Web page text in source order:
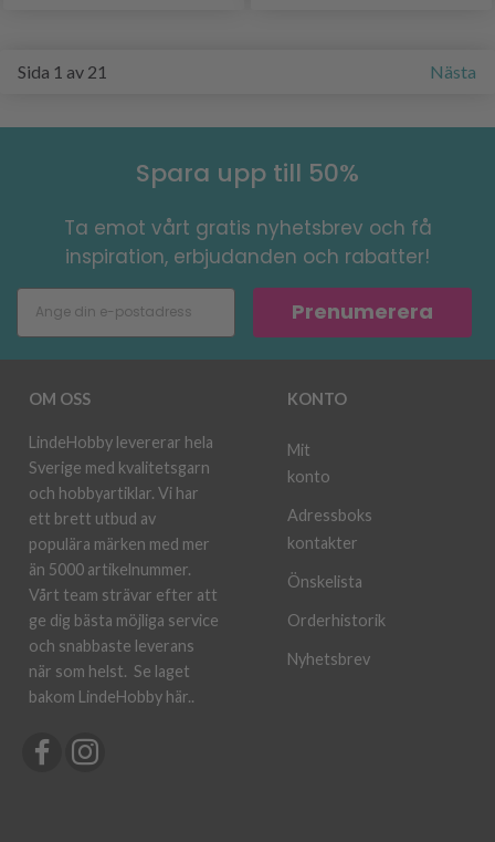
Sida 1 av 21 Nästa
Spara upp till 50%
Ta emot vårt gratis nyhetsbrev och få
inspiration, erbjudanden och rabatter!
Prenumerera
OM OSS
LindeHobby levererar hela
Sverige med kvalitetsgarn
och hobbyartiklar. Vi har
ett brett utbud av
populära märken med mer
än 5000 artikelnummer.
Vårt team strävar efter att
ge dig bästa möjliga service
och snabbaste leverans
när som helst. Se laget
bakom LindeHobby här..
KONTO
Mit
konto
Adressboks
kontakter
Önskelista
Orderhistorik
Nyhetsbrev